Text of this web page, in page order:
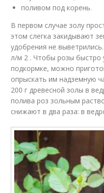
поливом под корень.
В первом случае золу
этом слегка закидывают
удобрения не
л/м 2 . Чтобы розы быстро
подкормке, можно
опрыскать им надземную
200 г древесной золы в
полива роз зольным
снижают в два раза: в